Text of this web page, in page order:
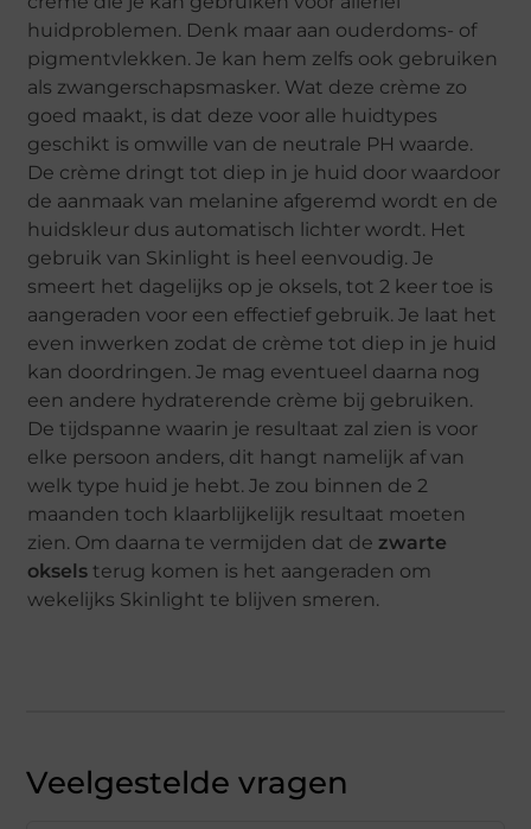
huidproblemen. Denk maar aan ouderdoms- of
pigmentvlekken. Je kan hem zelfs ook gebruiken
als zwangerschapsmasker. Wat deze crème zo
goed maakt, is dat deze voor alle huidtypes
geschikt is omwille van de neutrale PH waarde.
De crème dringt tot diep in je huid door waardoor
de aanmaak van melanine afgeremd wordt en de
huidskleur dus automatisch lichter wordt. Het
gebruik van Skinlight is heel eenvoudig. Je
smeert het dagelijks op je oksels, tot 2 keer toe is
aangeraden voor een effectief gebruik. Je laat het
even inwerken zodat de crème tot diep in je huid
kan doordringen. Je mag eventueel daarna nog
een andere hydraterende crème bij gebruiken.
De tijdspanne waarin je resultaat zal zien is voor
elke persoon anders, dit hangt namelijk af van
welk type huid je hebt. Je zou binnen de 2
maanden toch klaarblijkelijk resultaat moeten
zien. Om daarna te vermijden dat de zwarte
oksels terug komen is het aangeraden om
wekelijks Skinlight te blijven smeren.
Veelgestelde vragen